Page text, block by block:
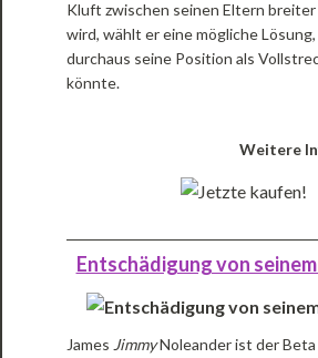
Kluft zwischen seinen Eltern breiter
wird, wählt er eine mögliche
durchaus seine Position als
könnte.
Weitere
Entschädigung von
James JimmyNoleander ist der Beta